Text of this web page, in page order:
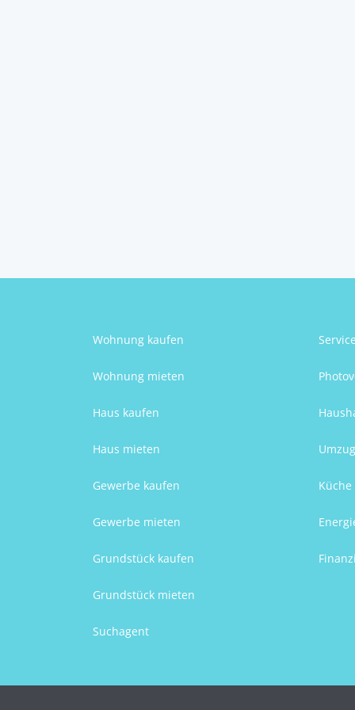
Wohnung kaufen
Wohnung mieten
Haus kaufen
Haus mieten
Gewerbe kaufen
Gewerbe mieten
Grundstück kaufen
Grundstück mieten
Suchagent